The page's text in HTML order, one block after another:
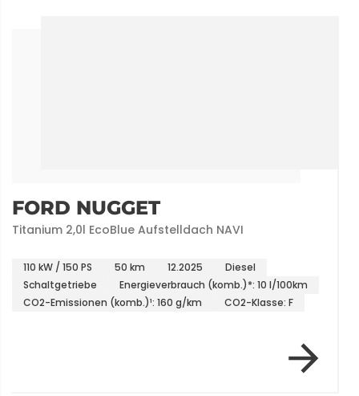
FORD NUGGET
Titanium 2,0l EcoBlue Aufstelldach NAVI
110 kW / 150 PS 50 km 12.2025
Diesel
Schaltgetriebe
Energieverbrauch (komb.)*: 10 l/100km
CO2-Emissionen (komb.)¹: 160 g/km
CO2-Klasse: F